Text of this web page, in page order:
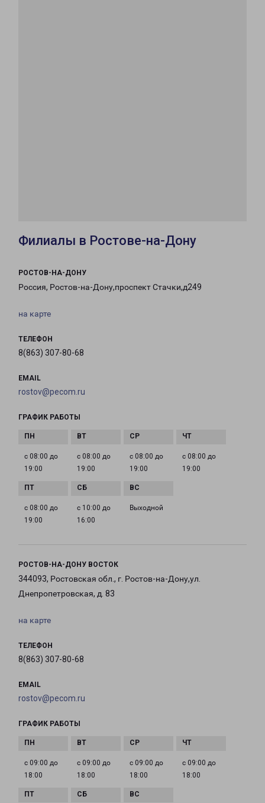
Филиалы в Ростове-на-Дону
РОСТОВ-НА-ДОНУ
Россия, Ростов-на-Дону,проспект Стачки,д249
на карте
ТЕЛЕФОН
8(863) 307-80-68
EMAIL
rostov@pecom.ru
ГРАФИК РАБОТЫ
с 08:00 до
19:00
с 08:00 до
19:00
с 08:00 до
19:00
с 08:00 до
19:00
с 08:00 до
19:00
с 10:00 до
16:00
Выходной
РОСТОВ-НА-ДОНУ ВОСТОК
344093, Ростовская обл., г. Ростов-на-Дону,ул.
Днепропетровская, д. 83
на карте
ТЕЛЕФОН
8(863) 307-80-68
EMAIL
rostov@pecom.ru
ГРАФИК РАБОТЫ
с 09:00 до
18:00
с 09:00 до
18:00
с 09:00 до
18:00
с 09:00 до
18:00